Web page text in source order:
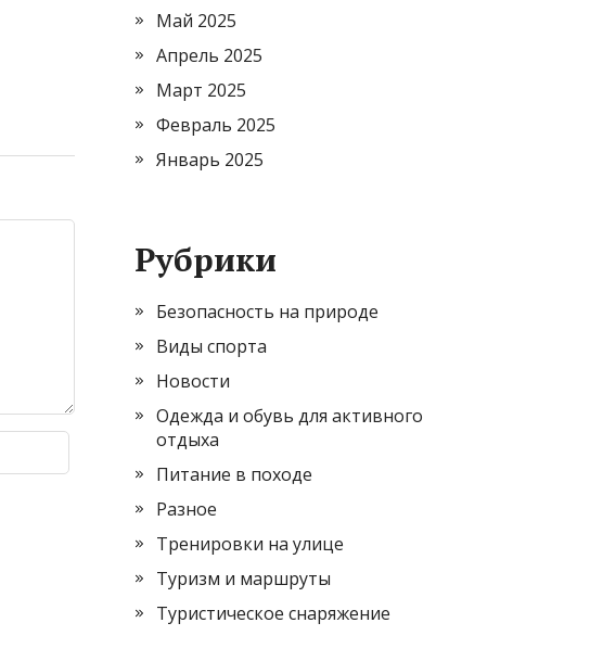
Май 2025
Апрель 2025
Март 2025
Февраль 2025
Январь 2025
Рубрики
Безопасность на природе
Виды спорта
Новости
Одежда и обувь для активного
отдыха
Питание в походе
Разное
Тренировки на улице
Туризм и маршруты
Туристическое снаряжение